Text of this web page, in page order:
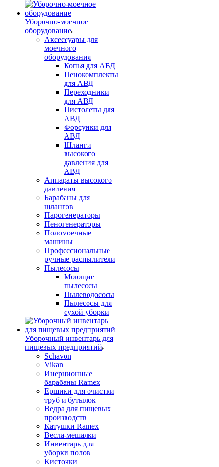
Уборочно-моечное
оборудование
Аксессуары для
моечного
оборудования
Копья для АВД
Пенокомплекты
для АВД
Переходники
для АВД
Пистолеты для
АВД
Форсунки для
АВД
Шланги
высокого
давления для
АВД
Аппараты высокого
давления
Барабаны для
шлангов
Парогенераторы
Пеногенераторы
Поломоечные
машины
Профессиональные
ручные распылители
Пылесосы
Моющие
пылесосы
Пылеводососы
Пылесосы для
сухой уборки
Уборочный инвентарь для
пищевых предприятий
Schavon
Vikan
Инерционные
барабаны Ramex
Ершики для очистки
труб и бутылок
Ведра для пищевых
производств
Катушки Ramex
Весла-мешалки
Инвентарь для
уборки полов
Кисточки